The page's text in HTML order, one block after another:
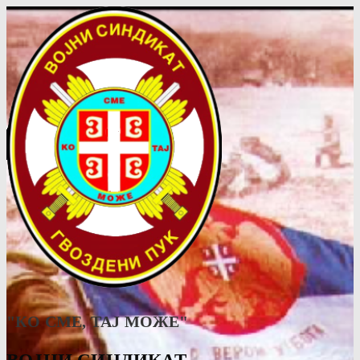
"КО СМЕ, ТАJ МОЖЕ"